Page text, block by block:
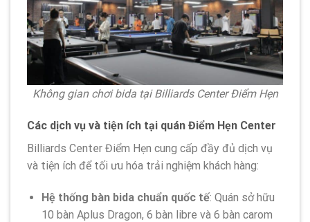
Không gian chơi bida tại Billiards Center Điểm Hẹn
Các dịch vụ và tiện ích tại quán Điểm Hẹn Center
Billiards Center Điểm Hẹn cung cấp đầy đủ dịch vụ
và tiện ích để tối ưu hóa trải nghiệm khách hàng:
Hệ thống bàn bida chuẩn quốc tế: Quán sở hữu
10 bàn Aplus Dragon, 6 bàn libre và 6 bàn carom